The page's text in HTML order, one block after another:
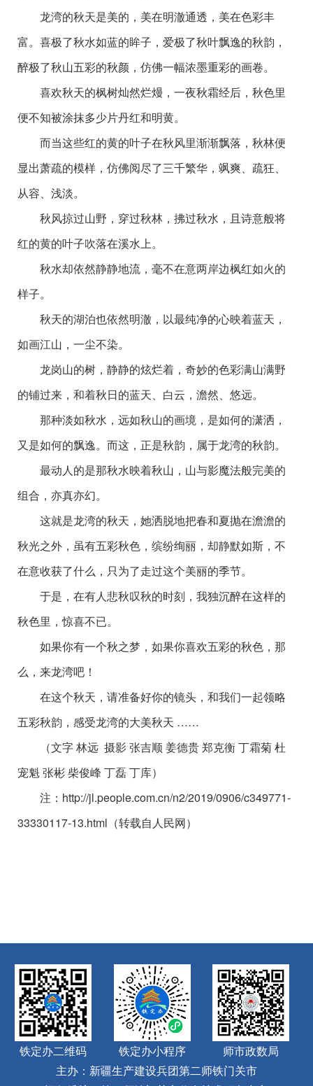
龙湾的秋天是美的，美在明澈通透，美在色彩丰
富。喜极了秋水如蓝的眸子，爱极了秋叶飘逸的秋韵，
醉极了秋山五彩的秋颜，仿佛一幅浓墨重彩的画卷。
喜欢秋天的枫树灿然烂熳，一夜秋霜经后，秋色里
便不知被涂抹多少片丹红和明黄。
而当这些红的黄的叶子在秋风里渐渐飘落，秋林便
显出萧疏的模样，仿佛阅尽了三千繁华，飒爽、疏狂、
从容、浅淡。
秋风掠过山野，穿过秋林，拂过秋水，且诗意般将
红的黄的叶子吹落在溪水上。
秋水却依然静静地流，毫不在意两岸边枫红如火的
样子。
秋天的湖泊也依然明澈，以最纯净的心映着蓝天，
如画江山，一尘不染。
龙岗山的树，静静的炫烂着，奇妙的色彩满山满野
的铺过来，和着秋日的蓝天、白云，澹然、悠远。
那种淡如秋水，远如秋山的画境，是如何的潇洒，
又是如何的飘逸。而这，正是秋韵，属于龙湾的秋韵。
最动人的是那秋水映着秋山，山与影魔法般完美的
组合，亦真亦幻。
这就是龙湾的秋天，她洒脱地把春和夏抛在澹澹的
秋光之外，虽有五彩秋色，缤纷绚丽，却静默如斯，不
在意收获了什么，只为了走过这个美丽的季节。
于是，在有人悲秋叹秋的时刻，我独沉醉在这样的
秋色里，惊喜不已。
如果你有一个秋之梦，如果你喜欢五彩的秋色，那
么，来龙湾吧！
在这个秋天，请准备好你的镜头，和我们一起领略
五彩秋韵，感受龙湾的大美秋天 ……
（文字 林远 摄影 张吉顺 姜德贵 郑克衡 丁霜菊 杜
宠魁 张彬 柴俊峰 丁磊 丁库）
注：http://jl.people.com.cn/n2/2019/0906/c349771-
33330117-13.html（转载自人民网）
铁定办二维码 铁定办小程序
师市政数局
主办：新疆生产建设兵团第二师铁门关市